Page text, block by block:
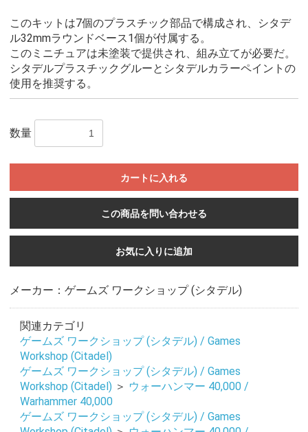
このキットは7個のプラスチック部品で構成され、シタデ
ル32mmラウンドベース1個が付属する。
このミニチュアは未塗装で提供され、組み立てが必要だ。
シタデルプラスチックグルーとシタデルカラーペイントの
使用を推奨する。
数量
カートに入れる
この商品を問い合わせる
お気に入りに追加
メーカー：ゲームズ ワークショップ (シタデル)
関連カテゴリ
ゲームズ ワークショップ (シタデル) / Games
Workshop (Citadel)
ゲームズ ワークショップ (シタデル) / Games
Workshop (Citadel) ＞ ウォーハンマー 40,000 /
Warhammer 40,000
ゲームズ ワークショップ (シタデル) / Games